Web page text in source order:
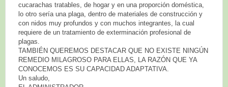
cucarachas tratables, de hogar y en una proporción doméstica,
lo otro sería una plaga, dentro de materiales de construcción y
con nidos muy profundos y con muchos integrantes, la cual
requiere de un tratamiento de exterminación profesional de
plagas.
TAMBIÉN QUEREMOS DESTACAR QUE NO EXISTE NINGÚN
REMEDIO MILAGROSO PARA ELLAS, LA RAZÓN QUE YA
CONOCEMOS ES SU CAPACIDAD ADAPTATIVA.
Un saludo,